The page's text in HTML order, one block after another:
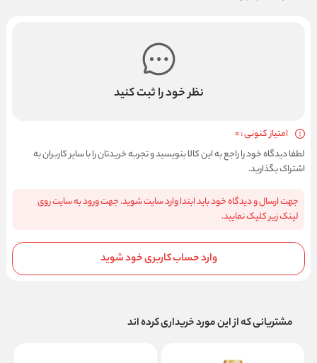
نظر خود را ثبت کنید
امتیاز کنونی : 0
لطفا دیدگاه خود را راجع به این کالا بنویسید و تجربه خریدتان را با سایر کاربران به
اشتراک بگذارید.
جهت ارسال و دیدگاه خود باید ابتدا وارد سایت شوید. جهت ورود به سایت روی
لینک زیر کلیک نمایید.
وارد حساب کاربری خود شوید
مشتریانی که از این مورد خریداری کرده اند